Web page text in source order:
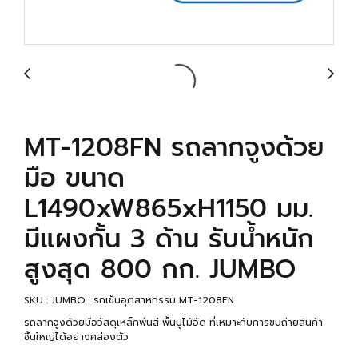
MT-1208FN รถลากจูงด้วย
มือ ขนาด
L1490xW865xH1150 มม.
มีแผงกั้น 3 ด้าน รับน้ำหนัก
สูงสุด 800 กก. JUMBO
SKU : JUMBO : รถเข็นอุตสาหกรรม MT-1208FN
รถลากจูงด้วยมือวัสดุเหล็กพ่นสี พื้นปูไม้อัด ที่เหมาะกับการขนถ่ายสินค้า
ชิ้นใหญ่ได้อย่างคล่องตัว